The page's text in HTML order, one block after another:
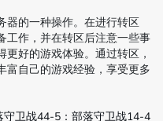
器的一种操作。在进行转区
工作，并在转区后注意一些事
好的游戏体验。通过转区，
富自己的游戏经验，享受更多
卫战44-5：部落守卫战14-4